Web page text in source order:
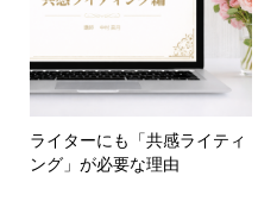
ライターにも「共感ライティ
ング」が必要な理由